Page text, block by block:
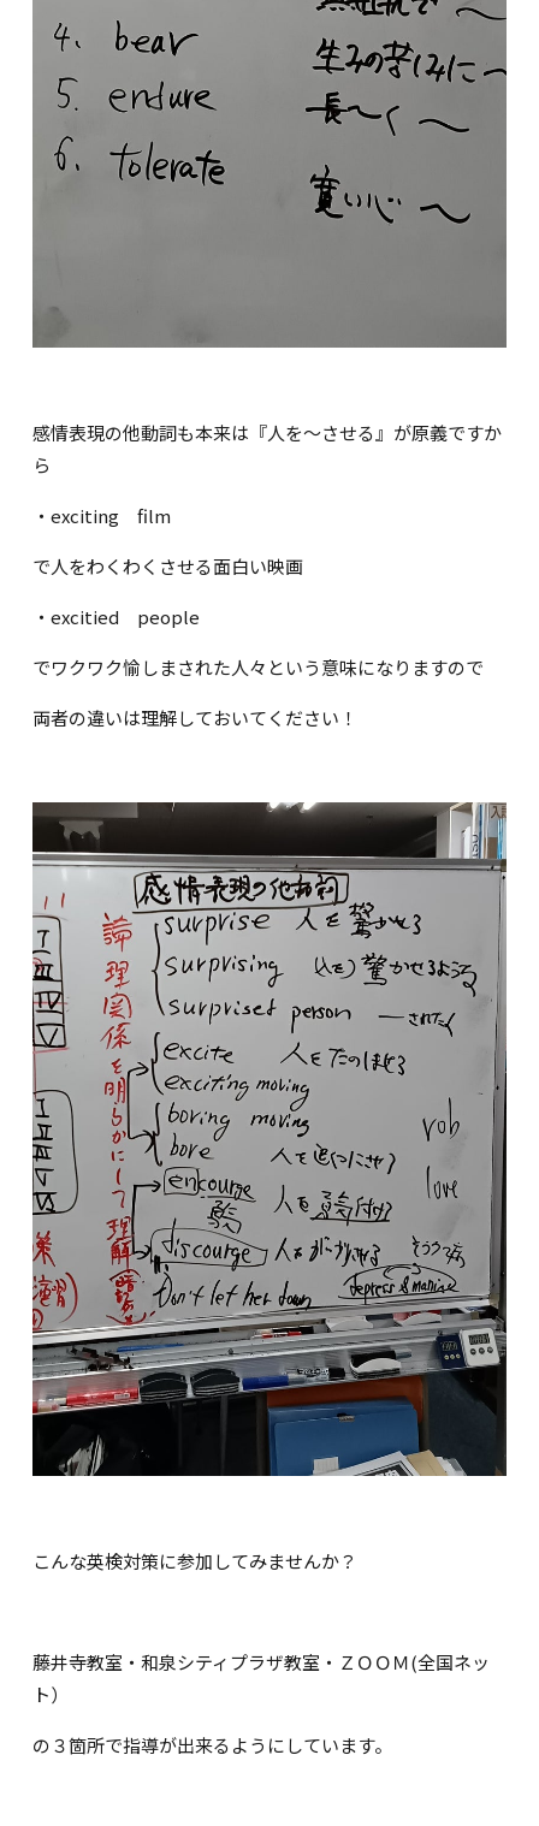
感情表現の他動詞も本来は『人を～させる』が原義ですか
ら
・exciting film
で人をわくわくさせる面白い映画
・excitied people
でワクワク愉しまされた人々という意味になりますので
両者の違いは理解しておいてください！
こんな英検対策に参加してみませんか？
藤井寺教室・和泉シティプラザ教室・ＺＯＯＭ(全国ネッ
ト）
の３箇所で指導が出来るようにしています。